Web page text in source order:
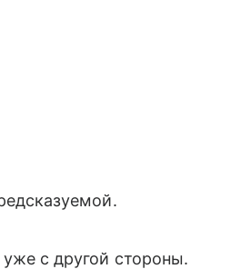
с другой стороны.